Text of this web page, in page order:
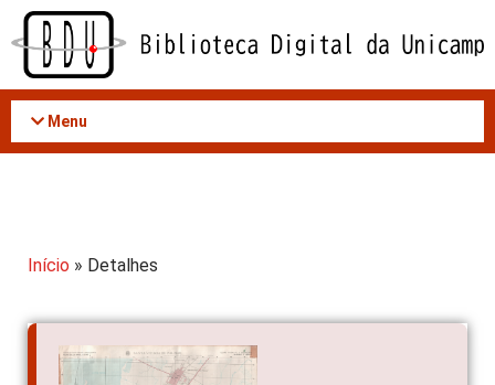
Acessar
conteúdo
Menu
Início » Detalhes